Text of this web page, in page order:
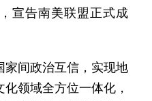
宣告南美联盟正式成
家间政治互信，实现地
领域全方位一体化，